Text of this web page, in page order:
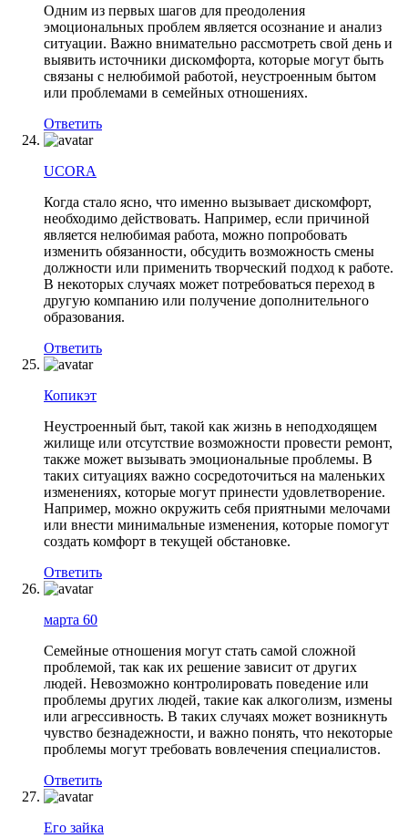
Одним из первых шагов для преодоления
эмоциональных проблем является осознание и анализ
ситуации. Важно внимательно рассмотреть свой день и
выявить источники дискомфорта, которые могут быть
связаны с нелюбимой работой, неустроенным бытом
или проблемами в семейных отношениях.
Ответить
UCORA
Когда стало ясно, что именно вызывает дискомфорт,
необходимо действовать. Например, если причиной
является нелюбимая работа, можно попробовать
изменить обязанности, обсудить возможность смены
должности или применить творческий подход к работе.
В некоторых случаях может потребоваться переход в
другую компанию или получение дополнительного
образования.
Ответить
Копикэт
Неустроенный быт, такой как жизнь в неподходящем
жилище или отсутствие возможности провести ремонт,
также может вызывать эмоциональные проблемы. В
таких ситуациях важно сосредоточиться на маленьких
изменениях, которые могут принести удовлетворение.
Например, можно окружить себя приятными мелочами
или внести минимальные изменения, которые помогут
создать комфорт в текущей обстановке.
Ответить
марта 60
Семейные отношения могут стать самой сложной
проблемой, так как их решение зависит от других
людей. Невозможно контролировать поведение или
проблемы других людей, такие как алкоголизм, измены
или агрессивность. В таких случаях может возникнуть
чувство безнадежности, и важно понять, что некоторые
проблемы могут требовать вовлечения специалистов.
Ответить
Его зайка